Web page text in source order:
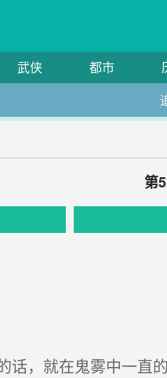
武侠 都市
第
，就在鬼雾中一直